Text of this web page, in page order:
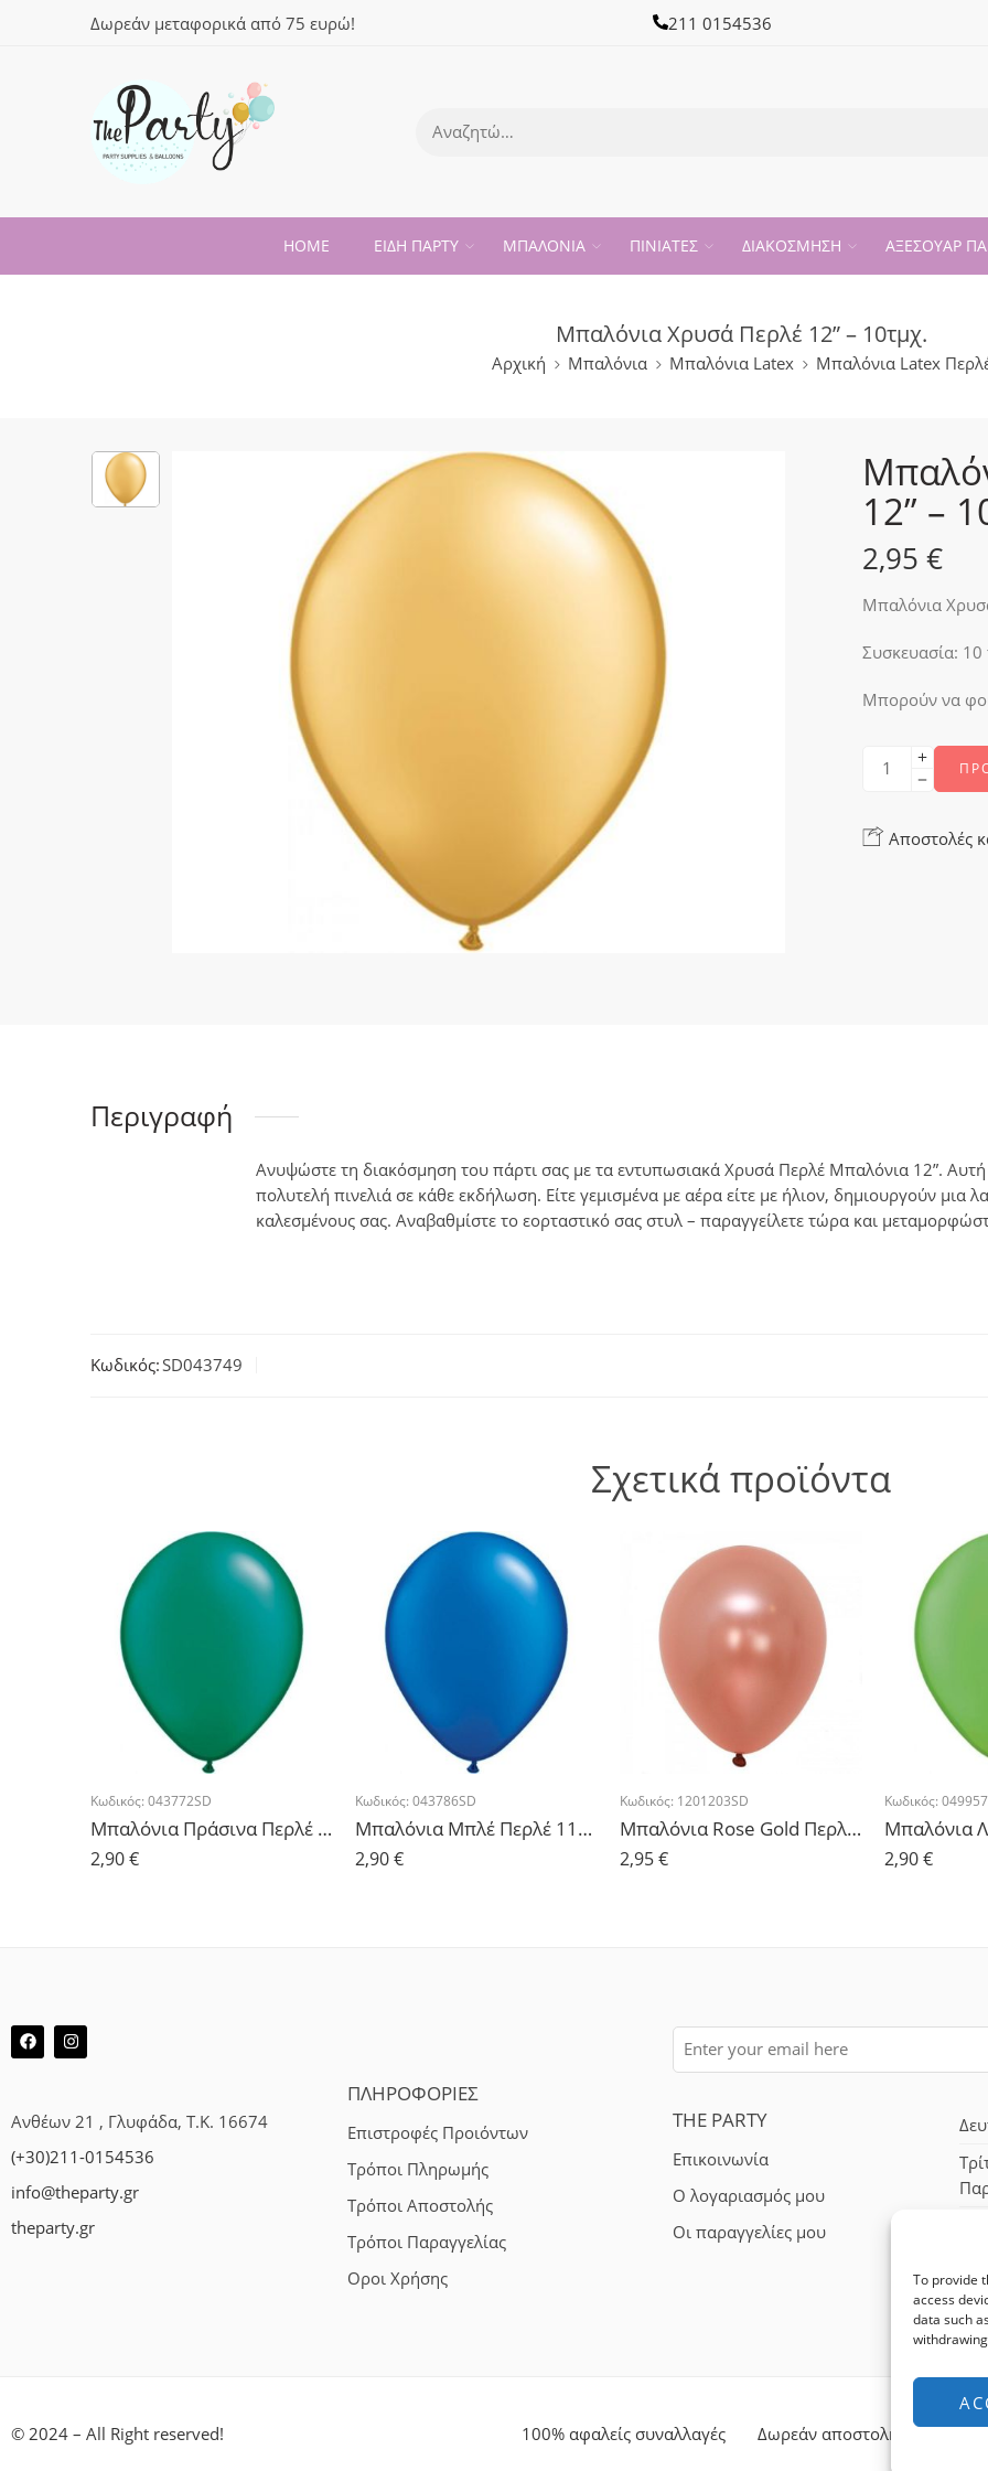
To provide
access
data such
Δωρεάν μεταφορικά από 75 ευρώ! 211 0154536
HOME ΕΙΔΗ ΠΑΡΤΥ ΜΠΑΛΟΝΙΑ ΠΙΝΙΑΤΕΣ ΔΙΑΚΟΣΜΗΣΗ ΑΞΕΣΟΥΑΡ
Μπαλόνια Χρυσά Περλέ 12” – 10τμχ.
Αρχική Μπαλόνια Μπαλόνια Latex Μπαλόνια Latex
12” –
2,95 €
Μπαλόνια
Συσκευασία: 10
Μπορούν να
Αποστολές
Περιγραφή
Ανυψώστε τη διακόσμηση του πάρτι σας με τα εντυπωσιακά Χρυσά Περλέ Μπαλόνια 12”.
πολυτελή πινελιά σε κάθε εκδήλωση. Είτε γεμισμένα με αέρα είτε με ήλιον, δημιουργούν
καλεσμένους σας. Αναβαθμίστε το εορταστικό σας στυλ – παραγγείλετε τώρα και
Κωδικός:SD043749
Σχετικά προϊόντα
Κωδικός: 043772SD
Μπαλόνια Πράσινα Περλέ 11” – 10τμχ.
2,90€
Κωδικός: 043786SD
Μπαλόνια Μπλέ Περλέ 11” – 10τμχ.
2,90€
Κωδικός: 1201203SD
Μπαλόνια Rose Gold Περλέ 12” – 10τμχ.
2,95€
Κωδικός:
2,90€
Ανθέων 21 , Γλυφάδα, Τ.Κ. 16674
(+30)211-0154536
info@theparty.gr
theparty.gr
ΠΛΗΡΟΦΟΡΙΕΣ
Επιστροφές Προιόντων
Τρόποι Πληρωμής
Τρόποι Αποστολής
Τρόποι Παραγγελίας
Οροι Χρήσης
THE PARTY
Επικοινωνία
Ο λογαριασμός μου
Οι παραγγελίες μου
© 2024 – All Right reserved! 100% αφαλείς συναλλαγές Δωρεάν αποστολή για